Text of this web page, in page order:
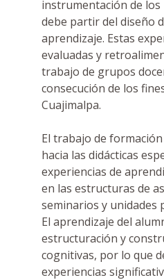
instrumentación de los
debe partir del diseño
aprendizaje. Estas
evaluadas y
trabajo de grupos
consecución de los
Cuajimalpa.
El trabajo de
hacia las didácticas
experiencias de
en las estructuras de
seminarios y unidades
El aprendizaje del
estructuración y
cognitivas, por lo que
experiencias